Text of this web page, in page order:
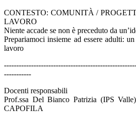
CONTESTO: COMUNITÀ /
LAVORO
Niente accade se non è preceduto da
Prepariamoci insieme ad essere adulti:
lavoro
-----------
Docenti responsabili
Prof.ssa Del Bianco Patrizia (IPS
CAPOFILA